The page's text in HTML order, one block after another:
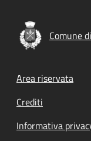
Comune
Footer
Area riservata
Crediti
Informativa